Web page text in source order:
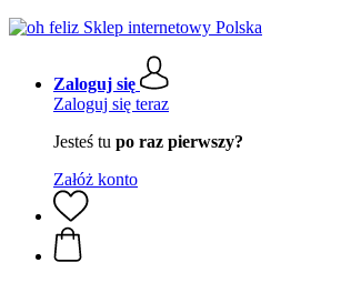
Zaloguj się
Zaloguj się teraz
Jesteś tu po raz pierwszy?
Załóż konto